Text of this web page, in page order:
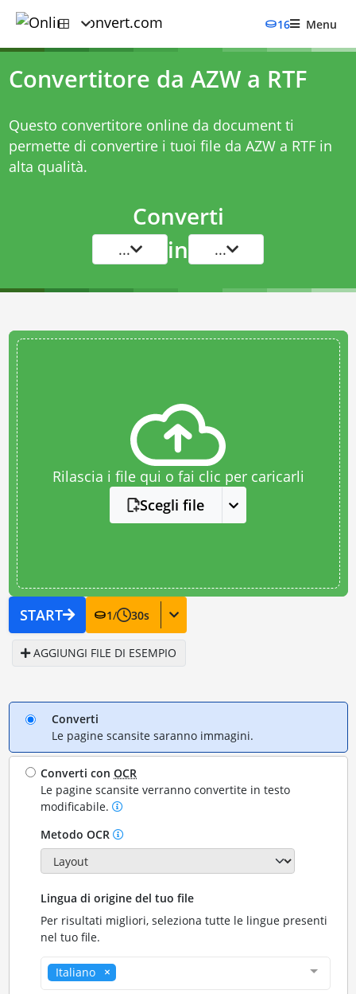
16 Menu
Convertitore da AZW a RTF
Questo convertitore online da document ti
permette di convertire i tuoi file da AZW a RTF in
alta qualità.
Converti
... in ...
Rilascia i file qui o fai clic per caricarli
Scegli file
START 1/ 30s
AGGIUNGI FILE DI ESEMPIO
Converti
Le pagine scansite saranno immagini.
Converti conOCR
Le pagine scansite verranno convertite in testo
modificabile.
Metodo OCR
Lingua di origine del tuo file
Per risultati migliori, seleziona tutte le lingue presenti
nel tuo file.
Italiano